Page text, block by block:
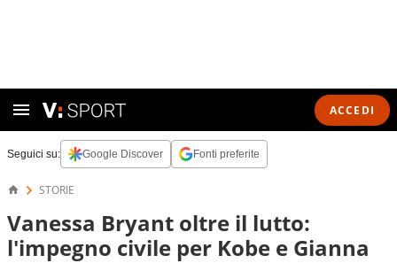
ACCEDI
Seguici su: Google Discover Fonti preferite
STORIE
Vanessa Bryant oltre il lutto:
l'impegno civile per Kobe e Gianna